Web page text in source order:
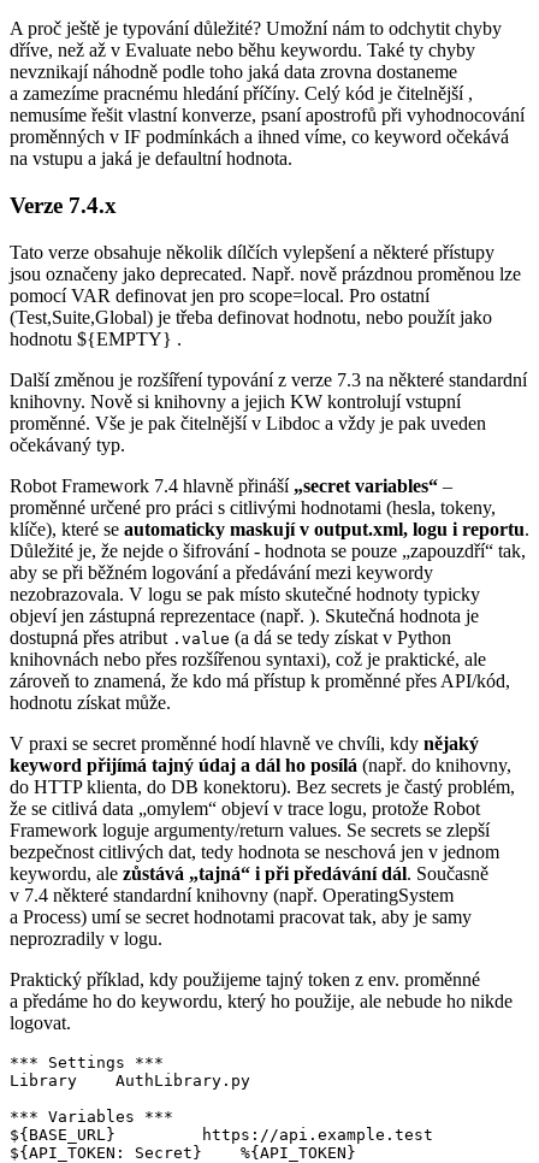
A proč ještě je typování důležité? Umožní nám to odchytit chyby
dříve, než až v Evaluate nebo běhu keywordu. Také ty chyby
nevznikají náhodně podle toho jaká data zrovna dostaneme
a zamezíme pracnému hledání příčíny. Celý kód je čitelnější ,
nemusíme řešit vlastní konverze, psaní apostrofů při vyhodnocování
proměnných v IF podmínkách a ihned víme, co keyword očekává
na vstupu a jaká je defaultní hodnota.
Verze 7.4.x
Tato verze obsahuje několik dílčích vylepšení a některé přístupy
jsou označeny jako deprecated. Např. nově prázdnou proměnou lze
pomocí VAR definovat jen pro scope=local. Pro ostatní
(Test,Suite,Global) je třeba definovat hodnotu, nebo použít jako
hodnotu ${EMPTY} .
Další změnou je rozšíření typování z verze 7.3 na některé standardní
knihovny. Nově si knihovny a jejich KW kontrolují vstupní
proměnné. Vše je pak čitelnější v Libdoc a vždy je pak uveden
očekávaný typ.
Robot Framework 7.4 hlavně přináší „secret variables“ –
proměnné určené pro práci s citlivými hodnotami (hesla, tokeny,
klíče), které se automaticky maskují v output.xml, logu i reportu.
Důležité je, že nejde o šifrování - hodnota se pouze „zapouzdří“ tak,
aby se při běžném logování a předávání mezi keywordy
nezobrazovala. V logu se pak místo skutečné hodnoty typicky
objeví jen zástupná reprezentace (např. ). Skutečná hodnota je
dostupná přes atribut .value (a dá se tedy získat v Python
knihovnách nebo přes rozšířenou syntaxi), což je praktické, ale
zároveň to znamená, že kdo má přístup k proměnné přes API/kód,
hodnotu získat může.
V praxi se secret proměnné hodí hlavně ve chvíli, kdy nějaký
keyword přijímá tajný údaj a dál ho posílá (např. do knihovny,
do HTTP klienta, do DB konektoru). Bez secrets je častý problém,
že se citlivá data „omylem“ objeví v trace logu, protože Robot
Framework loguje argumenty/return values. Se secrets se zlepší
bezpečnost citlivých dat, tedy hodnota se neschová jen v jednom
keywordu, ale zůstává „tajná“ i při předávání dál. Současně
v 7.4 některé standardní knihovny (např. OperatingSystem
a Process) umí se secret hodnotami pracovat tak, aby je samy
neprozradily v logu.
Praktický příklad, kdy použijeme tajný token z env. proměnné
a předáme ho do keywordu, který ho použije, ale nebude ho nikde
logovat.
*** Settings ***
Library    AuthLibrary.py
*** Variables ***
${BASE_URL}         https://api.example.test
${API_TOKEN: Secret}    %{API_TOKEN}